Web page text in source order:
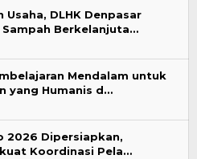
Usaha, DLHK Denpasar
Berkelanjuta…
Mendalam untuk
yang Humanis d…
2026 Dipersiapkan,
Koordinasi Pela…